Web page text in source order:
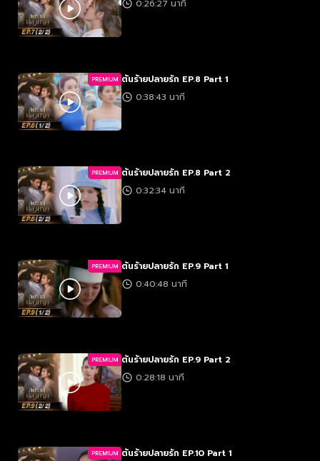
0:26:27 นาที
PREMIUM ต้นร้ายปลายรัก EP.8 Part 1
0:38:43 นาที
PREMIUM ต้นร้ายปลายรัก EP.8 Part 2
0:32:34 นาที
PREMIUM ต้นร้ายปลายรัก EP.9 Part 1
0:40:48 นาที
PREMIUM ต้นร้ายปลายรัก EP.9 Part 2
0:28:18 นาที
PREMIUM ต้นร้ายปลายรัก EP.10 Part 1